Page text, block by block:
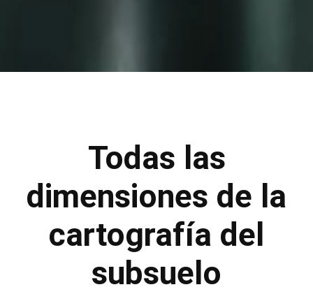
Todas las
dimensiones de la
cartografía del
subsuelo